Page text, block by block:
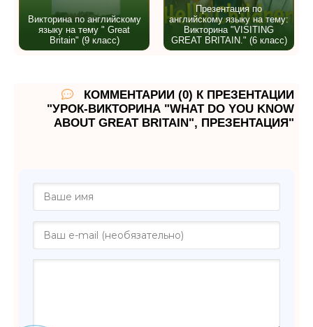
Викторина по английскому
языку на тему " Great
Britain" (9 класс)
Презентация по
английскому языку на тему:
Викторина "VISITING
GREAT BRITAIN." (6 класс)
КОММЕНТАРИИ (0) К ПРЕЗЕНТАЦИИ
"УРОК-ВИКТОРИНА "WHAT DO YOU KNOW
ABOUT GREAT BRITAIN", ПРЕЗЕНТАЦИЯ"